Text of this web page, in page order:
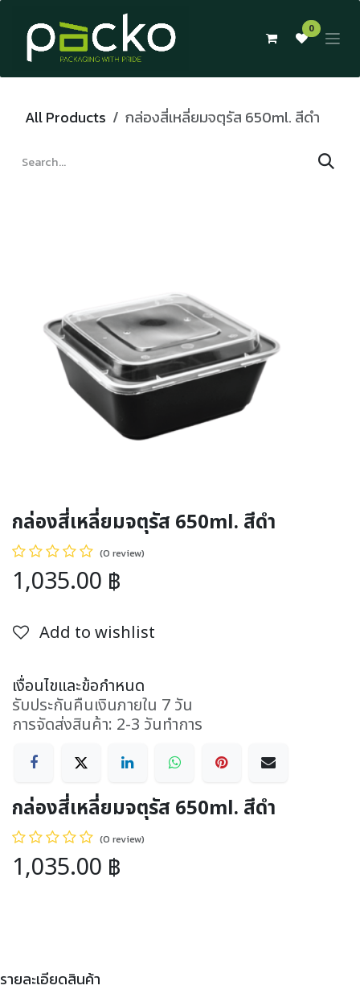
Skip to Content
0
All Products กล่องสี่เหลี่ยมจตุรัส 650ml. สีดำ
กล่องสี่เหลี่ยมจตุรัส 650ml. สีดำ
(0 review)
1,035.00 ฿
Add to wishlist
เงื่อนไขและข้อกำหนด
รับประกันคืนเงินภายใน 7 วัน
การจัดส่งสินค้า: 2-3 วันทำการ
กล่องสี่เหลี่ยมจตุรัส 650ml. สีดำ
(0 review)
1,035.00 ฿
รายละเอียดสินค้า